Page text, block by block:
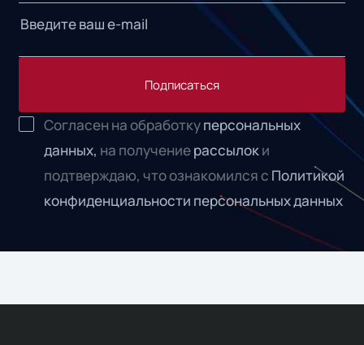
Подписаться
Согласен на обработкуперсональных
данных, на получениерассылоки
подтверждаю, что ознакомился с Политикой
конфиденциальности персональных данных